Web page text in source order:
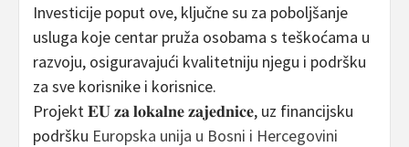
Investicije poput ove, ključne su za poboljšanje
usluga koje centar pruža osobama s teškoćama u
razvoju, osiguravajući kvalitetniju njegu i podršku
za sve korisnike i korisnice.
Projekt 𝐄𝐔 𝐳𝐚 𝐥𝐨𝐤𝐚𝐥𝐧𝐞 𝐳𝐚𝐣𝐞𝐝𝐧𝐢𝐜𝐞, uz financijsku
podršku Europska unija u Bosni i Hercegovini